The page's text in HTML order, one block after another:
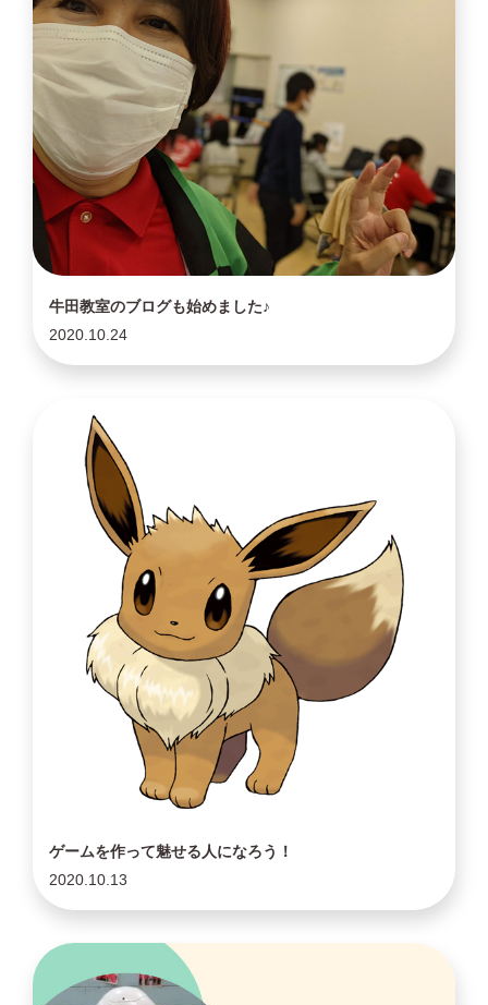
牛田教室のブログも始めました♪
2020.10.24
ゲームを作って魅せる人になろう！
2020.10.13